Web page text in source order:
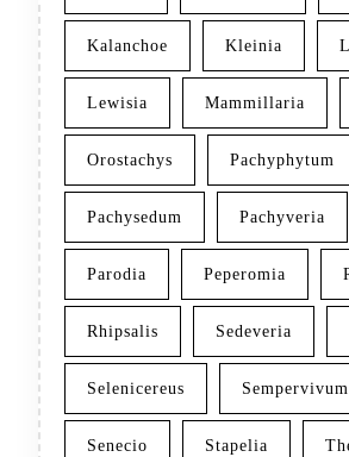
Kalanchoe Kleinia
Lewisia Mammillaria
Orostachys Pachyphytum
Pachysedum Pachyveria
Parodia Peperomia
Rhipsalis Sedeveria
Selenicereus Sempervivum
Senecio Stapelia